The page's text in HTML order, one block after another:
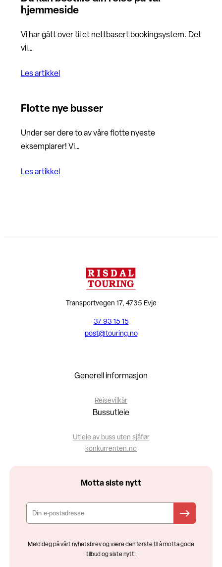
hjemmeside
Vi har gått over til et nettbasert bookingsystem. Det
vil…
Les artikkel
Flotte nye busser
Under ser dere to av våre flotte nyeste
eksemplarer! Vi…
Les artikkel
Transportvegen 17, 4735 Evje
37 93 15 15
post@touring.no
Generell informasjon
Reisevilkår
Bussutleie
Utleie av buss uten sjåfør
konkurrenten.no
Motta siste nytt
Meld deg på vårt nyhetsbrev og være den første til å motta gode
tilbud og siste nytt!